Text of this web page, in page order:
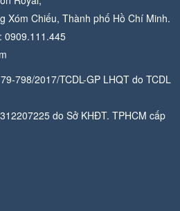
Xóm Chiếu, Thành phố Hồ Chí Minh.
0909.111.445
798/2017/TCDL-GP LHQT do TCDL
do Sở KHĐT. TPHCM cấp